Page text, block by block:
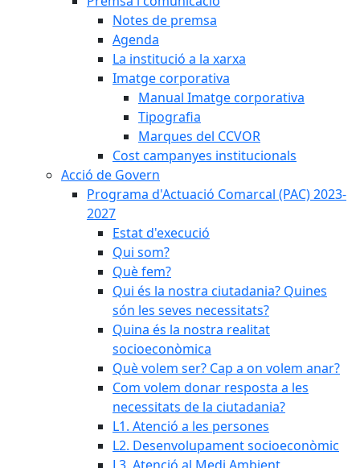
Notes de premsa
Agenda
La institució a la xarxa
Imatge corporativa
Manual Imatge corporativa
Tipografia
Marques del CCVOR
Cost campanyes institucionals
Acció de Govern
Programa d'Actuació Comarcal (PAC) 2023-
2027
Estat d'execució
Qui som?
Què fem?
Qui és la nostra ciutadania? Quines
són les seves necessitats?
Quina és la nostra realitat
socioeconòmica
Què volem ser? Cap a on volem anar?
Com volem donar resposta a les
necessitats de la ciutadania?
L1. Atenció a les persones
L2. Desenvolupament socioeconòmic